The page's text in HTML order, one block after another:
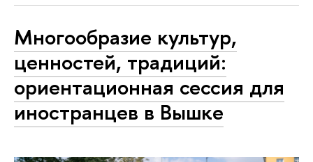
Многообразие культур,
ценностей, традиций:
ориентационная сессия для
иностранцев в Вышке